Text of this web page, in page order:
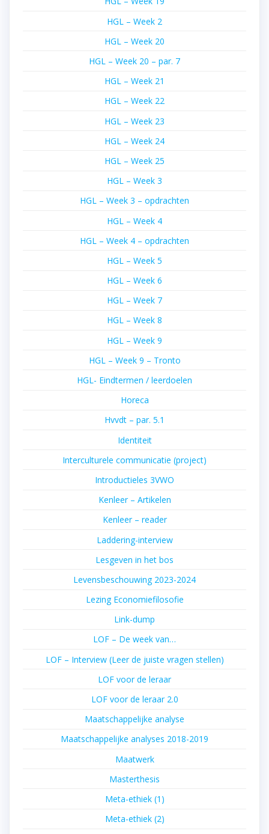
HGL – Week 2
HGL – Week 20
HGL – Week 20 – par. 7
HGL – Week 21
HGL – Week 22
HGL – Week 23
HGL – Week 24
HGL – Week 25
HGL – Week 3
HGL – Week 3 – opdrachten
HGL – Week 4
HGL – Week 4 – opdrachten
HGL – Week 5
HGL – Week 6
HGL – Week 7
HGL – Week 8
HGL – Week 9
HGL – Week 9 – Tronto
HGL- Eindtermen / leerdoelen
Horeca
Hvvdt – par. 5.1
Identiteit
Interculturele communicatie (project)
Introductieles 3VWO
Kenleer – Artikelen
Kenleer – reader
Laddering-interview
Lesgeven in het bos
Levensbeschouwing 2023-2024
Lezing Economiefilosofie
Link-dump
LOF – De week van…
LOF – Interview (Leer de juiste vragen stellen)
LOF voor de leraar
LOF voor de leraar 2.0
Maatschappelijke analyse
Maatschappelijke analyses 2018-2019
Maatwerk
Masterthesis
Meta-ethiek (1)
Meta-ethiek (2)